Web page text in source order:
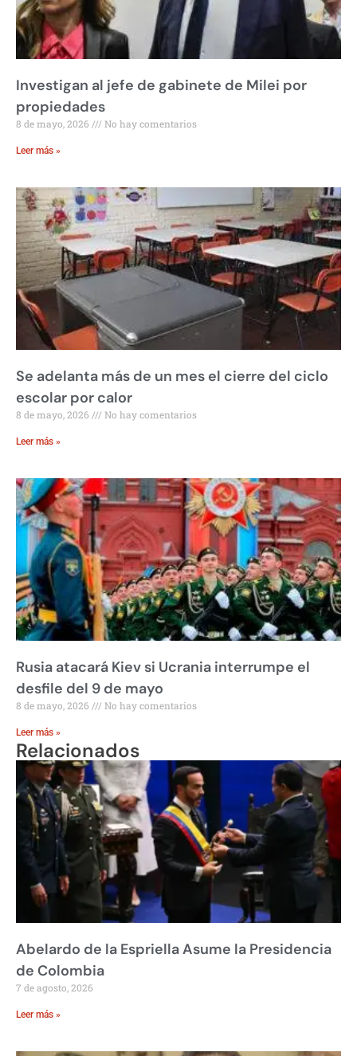
Investigan al jefe de gabinete de Milei por
propiedades
8 de mayo, 2026 No hay comentarios
Leer más »
Se adelanta más de un mes el cierre del ciclo
escolar por calor
8 de mayo, 2026 No hay comentarios
Leer más »
Rusia atacará Kiev si Ucrania interrumpe el
desfile del 9 de mayo
8 de mayo, 2026 No hay comentarios
Leer más »
Relacionados
Abelardo de la Espriella Asume la Presidencia
de Colombia
7 de agosto, 2026
Leer más »